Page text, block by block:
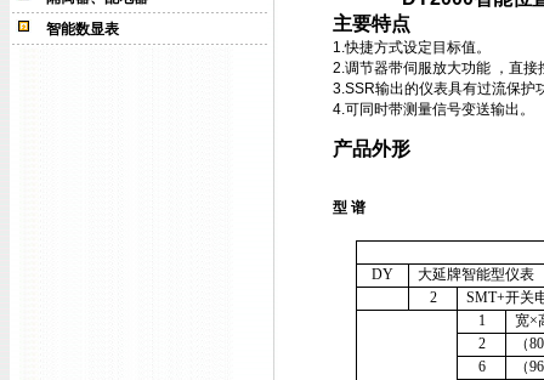
智能数显表
主要特点
1.快捷方式设定目标值。
2.调节器带伺服放大功能 ，直
3.SSR输出的仪表具有过流保护
4.可同时带测量信号变送输出。
产品外形
型 谱
DY
大延牌智能型仪表
2
SMT+开关
1
宽×
2
（80
6
（96